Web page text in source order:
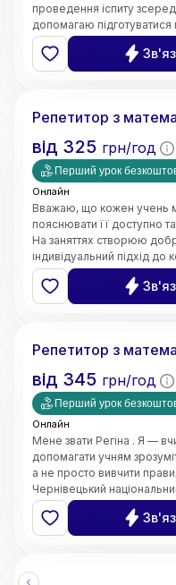
проведення іспиту
допомагаю підготуватися
психологічно — без
Щиро люблю свій
завдання —
зробити
математиці легким,
роками системою:
Приклади(наочний
повної впевненості учня).
Репетитор з
від 325 грн/год
Перший урок
Онлайн
Вважаю, що кожен учень
пояснювати її доступно
На заняттях створюю
індивідуальний підхід до
та пояснюю навіть
завдання — не лише
а й сформувати логічне
математики в закладі
учнями. Працюю з учнями
допомагаю покращити
підготуватися до
оцінювання.
Репетитор з
від 345 грн/год
Перший урок
Онлайн
Мене звати Регіна . Я —
допомагати учням
а не просто вивчити
Чернівецький
та 2020 Університет
рівень магістра за
Маю досвід викладання